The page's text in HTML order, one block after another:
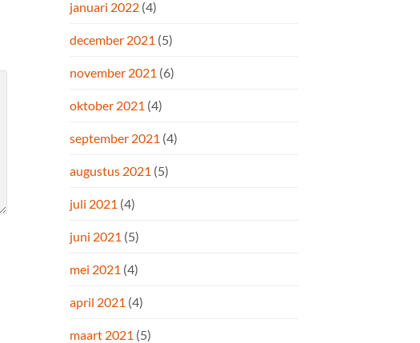
januari 2022 (4)
december 2021 (5)
november 2021 (6)
oktober 2021 (4)
september 2021 (4)
augustus 2021 (5)
juli 2021 (4)
juni 2021 (5)
mei 2021 (4)
april 2021 (4)
maart 2021 (5)